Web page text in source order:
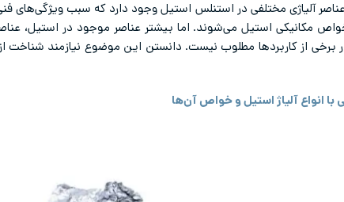
آلیاژی مختلفی در استنلس استیل وجود دارد که سبب ویژگی‌های
مکانیکی استیل می‌شوند. اما بیشتر عناصر موجود در استیل،
برخی از کاربردها مطلوب نیست. دانستن این موضوع نیازمند شناخت
با انواع آلیاژ استیل و خواص آن‌ها